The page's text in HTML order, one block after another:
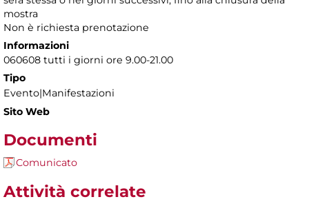
mostra
Non è richiesta prenotazione
Informazioni
060608 tutti i giorni ore 9.00-21.00
Tipo
Evento|Manifestazioni
Sito Web
Documenti
Comunicato
Attività correlate